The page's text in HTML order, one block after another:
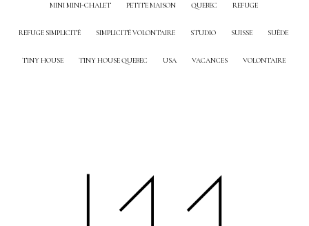
MINI MINI-CHALET PETITE MAISON QUEBEC REFUGE
REFUGE SIMPLICITÉ SIMPLICITÉ VOLONTAIRE STUDIO SUISSE SUÈDE
TINY HOUSE TINY HOUSE QUEBEC USA VACANCES VOLONTAIRE